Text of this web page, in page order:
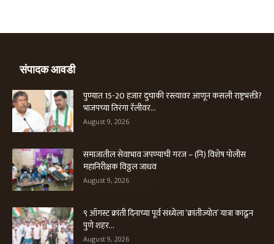
संपादक आवडी
पुण्यात 15-20 हजार दुचाकी रस्त्यावर आणून कसली राष्ट्रभक्ती?
भाजपच्या तिरंगा रॅलीवर...
August 9, 2026
समाजातील सेवाभाव जपण्याची गरज – (नि) विशेष पोलीस
महानिरीक्षक विठ्ठल जाधव
August 9, 2026
९ ऑगस्ट क्रांती दिनाच्या पूर्व संध्येला ‘क्रांतीज्योत’ यात्रा काढून
पुणे शहर...
August 9, 2026